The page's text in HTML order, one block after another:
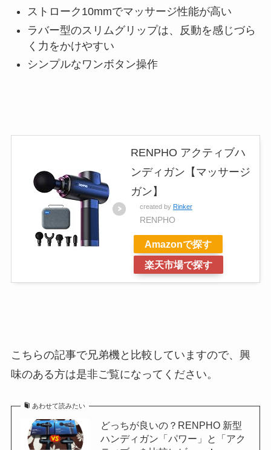
ストローク10mmでマッサージ性能が高い
ラバー型のスリムグリップは、反動を感じづら
く力をかけやすい
シンプルなワンボタン操作
RENPHO アクティブハ
ンディガン【マッサージ
ガン】
created by Rinker
RENPHO
Amazonで探す
楽天市場で探す
こちらの記事で兄弟機と比較していますので、興
味のある方は是非ご覧になってください。
あわせて読みたい
どっちが良いの？RENPHO 新型
ハンディガン「パワー」と「アク